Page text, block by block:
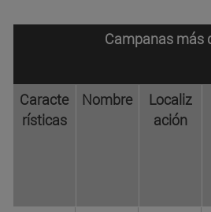
Campanas más
Caracte
rísticas
Nombre
Localiz
ación